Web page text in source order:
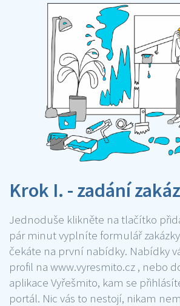
Krok I. - zadání
Jednoduše klikněte na tlačítko
pár minut vyplníte formulář
čekáte na první nabídky. Nabídky
profil na www.vyresmito.cz , nebo
aplikace Vyřešmito, kam se
portál. Nic vás to nestojí, nikam